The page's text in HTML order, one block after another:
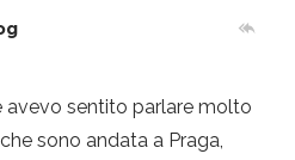
avevo sentito parlare molto
sono andata a Praga,